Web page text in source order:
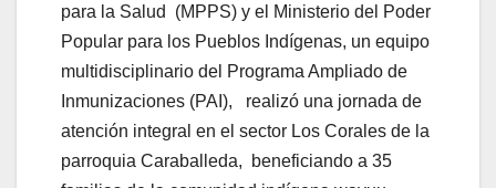
para la Salud (MPPS) y el Ministerio del Poder
Popular para los Pueblos Indígenas, un equipo
multidisciplinario del Programa Ampliado de
Inmunizaciones (PAI), realizó una jornada de
atención integral en el sector Los Corales de la
parroquia Caraballeda, beneficiando a 35